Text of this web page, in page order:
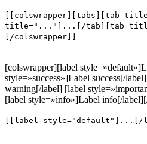
[[colswrapper][tabs][tab
title="..."]...[/tab][tab
[/colswrapper]]
[colswrapper][label
style=»success»]Label success[/
warning[/label] [label
[label style=»info»]Label info[/
[[label style="default"]...[/